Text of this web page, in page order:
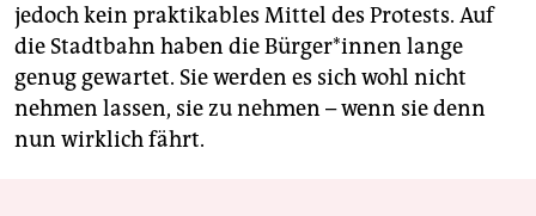
jedoch kein praktikables Mittel des Protests. Auf
die Stadtbahn haben die Bür­ge­r*in­nen lange
genug gewartet. Sie werden es sich wohl nicht
nehmen lassen, sie zu nehmen – wenn sie denn
nun wirklich fährt.